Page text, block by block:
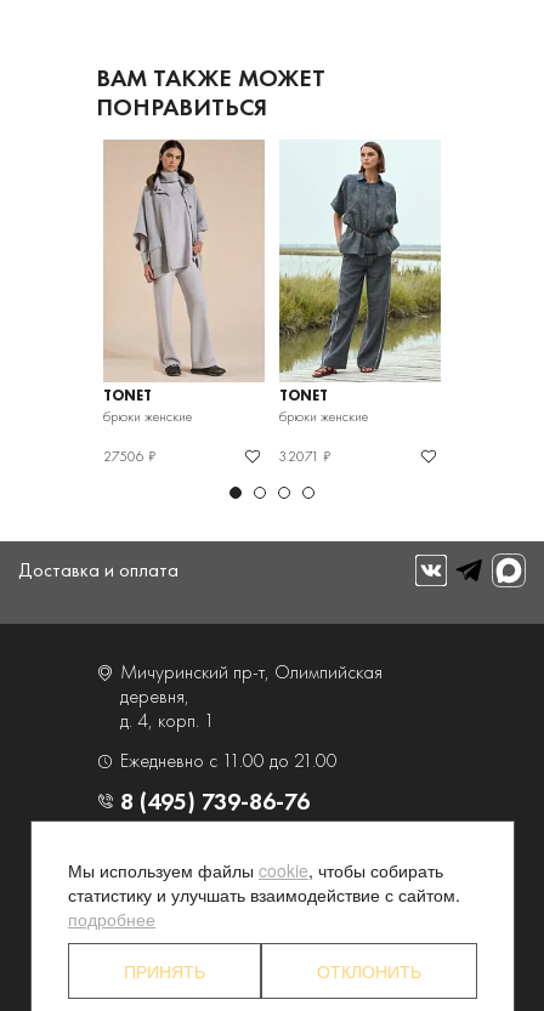
ВАМ ТАКЖЕ МОЖЕТ
ПОНРАВИТЬСЯ
TONET
брюки женские
27506 ₽
TONET
брюки женские
32071 ₽
Доставка и оплата
Мичуринский пр-т, Олимпийская
деревня,
д. 4, корп. 1
Ежедневно с 11.00 до 21.00
8 (495) 739-86-76
Услуги
Контакты и схема проезда
Наши преимущества
Программа лояльности
Мы используем файлы cookie, чтобы собирать
статистику и улучшать взаимодействие с сайтом.
подробнее
ПРИНЯТЬ ОТКЛОНИТЬ